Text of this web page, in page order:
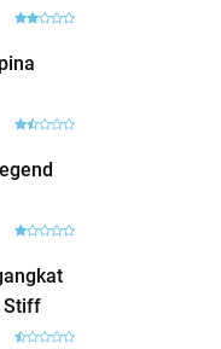
Stiff